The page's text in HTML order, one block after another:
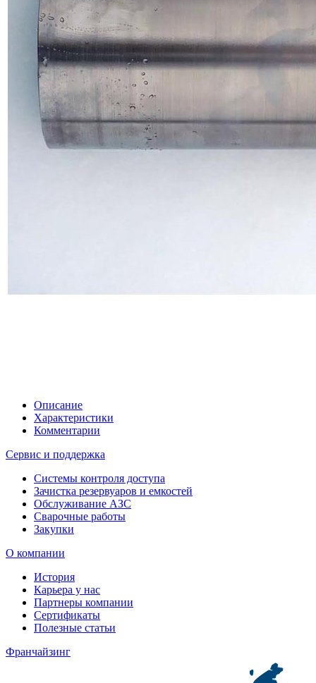
Описание
Характеристики
Комментарии
Сервис и поддержка
Системы контроля доступа
Зачистка резервуаров и емкостей
Обслуживание АЗС
Сварочные работы
Закупки
О компании
История
Карьера у нас
Партнеры компании
Сертификаты
Полезные статьи
Франчайзинг